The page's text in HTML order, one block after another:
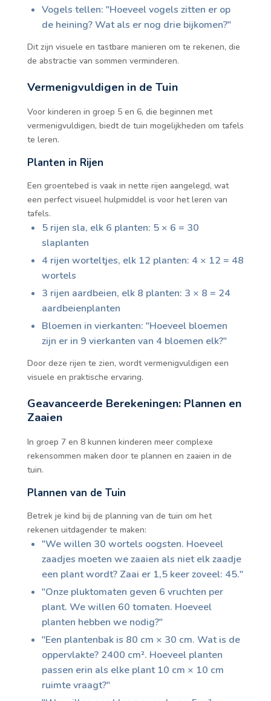
Vogels tellen: "Hoeveel vogels zitten er op
de heining? Wat als er nog drie bijkomen?"
Dit zijn visuele en tastbare manieren om te rekenen, die
de abstractie van sommen verminderen.
Vermenigvuldigen in de Tuin
Voor kinderen in groep 5 en 6, die beginnen met
vermenigvuldigen, biedt de tuin mogelijkheden om tafels
te leren.
Planten in Rijen
Een groentebed is vaak in nette rijen aangelegd, wat
een perfect visueel hulpmiddel is voor het leren van
tafels.
5 rijen sla, elk 6 planten: 5 × 6 = 30
slaplanten
4 rijen worteltjes, elk 12 planten: 4 × 12 = 48
wortels
3 rijen aardbeien, elk 8 planten: 3 × 8 = 24
aardbeienplanten
Bloemen in vierkanten: "Hoeveel bloemen
zijn er in 9 vierkanten van 4 bloemen elk?"
Door deze rijen te zien, wordt vermenigvuldigen een
visuele en praktische ervaring.
Geavanceerde Berekeningen: Plannen en
Zaaien
In groep 7 en 8 kunnen kinderen meer complexe
rekensommen maken door te plannen en zaaien in de
tuin.
Plannen van de Tuin
Betrek je kind bij de planning van de tuin om het
rekenen uitdagender te maken:
"We willen 30 wortels oogsten. Hoeveel
zaadjes moeten we zaaien als niet elk zaadje
een plant wordt? Zaai er 1,5 keer zoveel: 45."
"Onze pluktomaten geven 6 vruchten per
plant. We willen 60 tomaten. Hoeveel
planten hebben we nodig?"
"Een plantenbak is 80 cm × 30 cm. Wat is de
oppervlakte? 2400 cm². Hoeveel planten
passen erin als elke plant 10 cm × 10 cm
ruimte vraagt?"